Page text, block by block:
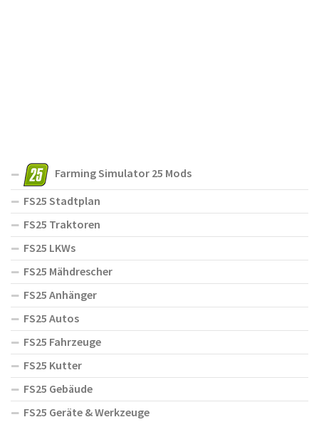
Farming Simulator 25 Mods
FS25 Stadtplan
FS25 Traktoren
FS25 LKWs
FS25 Mähdrescher
FS25 Anhänger
FS25 Autos
FS25 Fahrzeuge
FS25 Kutter
FS25 Gebäude
FS25 Geräte & Werkzeuge